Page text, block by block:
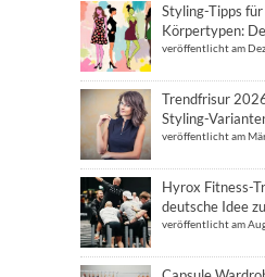
Styling-Tipps
Körpertypen:
veröffentlicht am
Trendfrisur
Styling-
veröffentlicht am
Hyrox Fitness-
deutsche Idee
veröffentlicht am